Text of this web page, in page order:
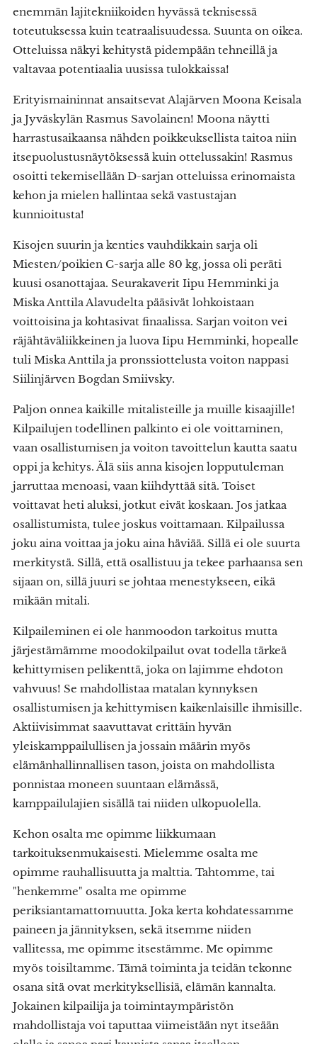
enemmän lajitekniikoiden hyvässä teknisessä
toteutuksessa kuin teatraalisuudessa. Suunta on oikea.
Otteluissa näkyi kehitystä pidempään tehneillä ja
valtavaa potentiaalia uusissa tulokkaissa!
Erityismaininnat ansaitsevat Alajärven Moona Keisala
ja Jyväskylän Rasmus Savolainen! Moona näytti
harrastusaikaansa nähden poikkeuksellista taitoa niin
itsepuolustusnäytöksessä kuin ottelussakin! Rasmus
osoitti tekemisellään D-sarjan otteluissa erinomaista
kehon ja mielen hallintaa sekä vastustajan
kunnioitusta!
Kisojen suurin ja kenties vauhdikkain sarja oli
Miesten/poikien C-sarja alle 80 kg, jossa oli peräti
kuusi osanottajaa. Seurakaverit Iipu Hemminki ja
Miska Anttila Alavudelta pääsivät lohkoistaan
voittoisina ja kohtasivat finaalissa. Sarjan voiton vei
räjähtäväliikkeinen ja luova Iipu Hemminki, hopealle
tuli Miska Anttila ja pronssiottelusta voiton nappasi
Siilinjärven Bogdan Smiivsky.
Paljon onnea kaikille mitalisteille ja muille kisaajille!
Kilpailujen todellinen palkinto ei ole voittaminen,
vaan osallistumisen ja voiton tavoittelun kautta saatu
oppi ja kehitys. Älä siis anna kisojen lopputuleman
jarruttaa menoasi, vaan kiihdyttää sitä. Toiset
voittavat heti aluksi, jotkut eivät koskaan. Jos jatkaa
osallistumista, tulee joskus voittamaan. Kilpailussa
joku aina voittaa ja joku aina häviää. Sillä ei ole suurta
merkitystä. Sillä, että osallistuu ja tekee parhaansa sen
sijaan on, sillä juuri se johtaa menestykseen, eikä
mikään mitali.
Kilpaileminen ei ole hanmoodon tarkoitus mutta
järjestämämme moodokilpailut ovat todella tärkeä
kehittymisen pelikenttä, joka on lajimme ehdoton
vahvuus! Se mahdollistaa matalan kynnyksen
osallistumisen ja kehittymisen kaikenlaisille ihmisille.
Aktiivisimmat saavuttavat erittäin hyvän
yleiskamppailullisen ja jossain määrin myös
elämänhallinnallisen tason, joista on mahdollista
ponnistaa moneen suuntaan elämässä,
kamppailulajien sisällä tai niiden ulkopuolella.
Kehon osalta me opimme liikkumaan
tarkoituksenmukaisesti. Mielemme osalta me
opimme rauhallisuutta ja malttia. Tahtomme, tai
"henkemme" osalta me opimme
periksiantamattomuutta. Joka kerta kohdatessamme
paineen ja jännityksen, sekä itsemme niiden
vallitessa, me opimme itsestämme. Me opimme
myös toisiltamme. Tämä toiminta ja teidän tekonne
osana sitä ovat merkityksellisiä, elämän kannalta.
Jokainen kilpailija ja toimintaympäristön
mahdollistaja voi taputtaa viimeistään nyt itseään